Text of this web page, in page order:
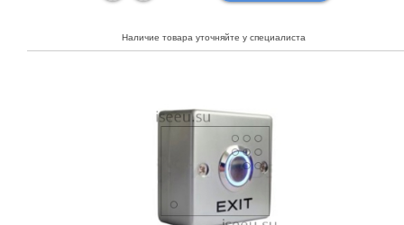
Наличие товара уточняйте у специалиста